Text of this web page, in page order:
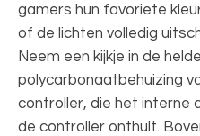
gamers hun favoriete
of de lichten volledig
Neem een kijkje in de
polycarbonaatbehuizing
controller, die het interne
de controller onthult.